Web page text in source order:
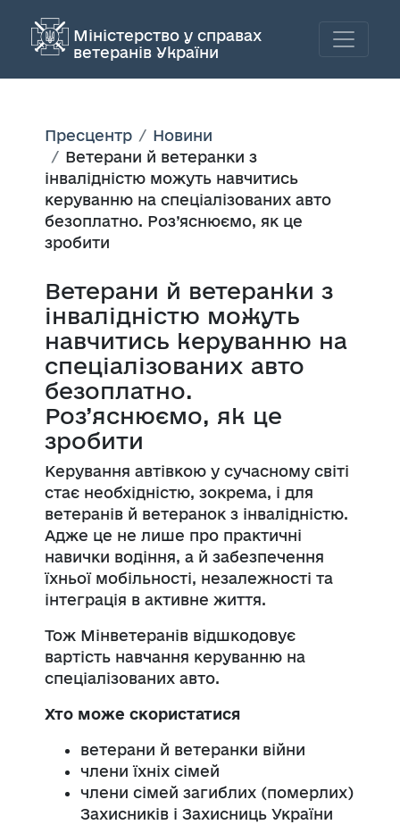
Міністерство у справах
ветеранів України
Пресцентр
Новини
Ветерани й ветеранки з
інвалідністю можуть навчитись
керуванню на спеціалізованих авто
безоплатно. Роз’яснюємо, як це
зробити
Ветерани й ветеранки з
інвалідністю можуть
навчитись керуванню на
спеціалізованих авто
безоплатно.
Роз’яснюємо, як це
зробити
Керування автівкою у сучасному світі
стає необхідністю, зокрема, і для
ветеранів й ветеранок з інвалідністю.
Адже це не лише про практичні
навички водіння, а й забезпечення
їхньої мобільності, незалежності та
інтеграція в активне життя.
Тож Мінветеранів відшкодовує
вартість навчання керуванню на
спеціалізованих авто.
Хто може скористатися
ветерани й ветеранки війни
члени їхніх сімей
члени сімей загиблих (померлих)
Захисників і Захисниць України